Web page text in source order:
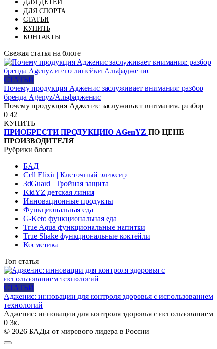
ДЛЯ ДЕТЕЙ
ДЛЯ СПОРТА
СТАТЬИ
КУПИТЬ
КОНТАКТЫ
Свежая статья на блоге
СТАТЬИ
Почему продукция Адженис заслуживает внимания: разбор
бренда Agenyz/Альфадженис
Почему продукция Адженис заслуживает внимания: разбор
0 42
КУПИТЬ
ПРИОБРЕСТИ ПРОДУКЦИЮ AGenYZ ПО ЦЕНЕ
ПРОИЗВОДИТЕЛЯ
Рубрики блога
БАД
Cell Elixir | Клеточный эликсир
3dGuard | Тройная защита
KidYZ детская линия
Инновационные продукты
Функциональная еда
G-Keto функциональная еда
True Aqua функциональные напитки
True Shake функциональные коктейли
Косметика
Топ статья
СТАТЬИ
Адженис: инновации для контроля здоровья с использованием
технологий
Адженис: инновации для контроля здоровья с использованием
0 3к.
© 2026 БАДы от мирового лидера в России